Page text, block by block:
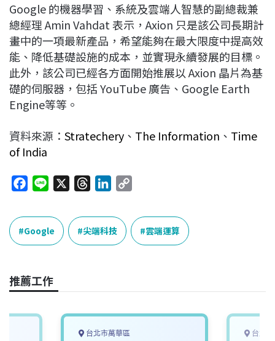
Google 的機器學習、系統及雲端人智慧的副總裁兼
總經理 Amin Vahdat 表示，Axion 只是該公司長期計
畫中的一項最新產品，希望能夠在最大限度中提高效
能、降低基礎設施的成本，並實現永續發展的目標。
此外，該公司已經各方面開始推展以 Axion 晶片為基
礎的伺服器，包括 YouTube 廣告、Google Earth
Engine等等。
資料來源： Stratechery 、 The Information 、 Time
of India
c
e
b
o
k
n
e
r
e
a
n
k
e
n
p
y
L
k
Google 尖端科技 雲端運算
推薦工作
台北市萬華區 台北